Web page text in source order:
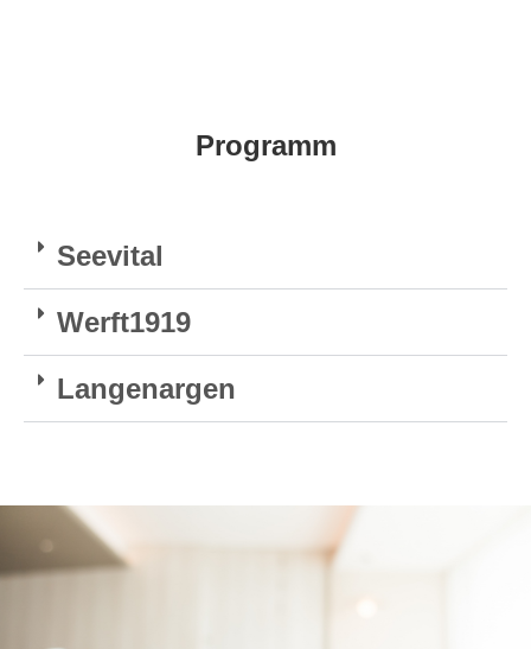
Programm
Seevital
Werft1919
Langenargen